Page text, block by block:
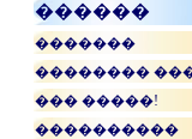
������
�������
��������
��� �����!
����������